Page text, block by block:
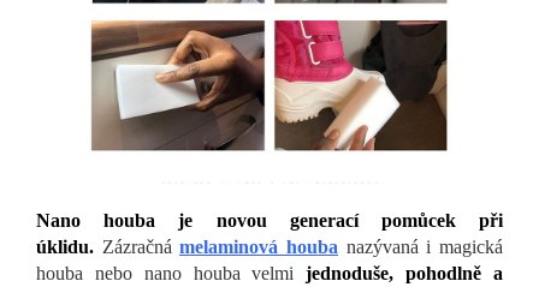
Nano houba je novou generací pomůcek při
úklidu. Zázračnámelaminová houba nazývaná i magická
houba nebo nano houba velmijednoduše, pohodlně a